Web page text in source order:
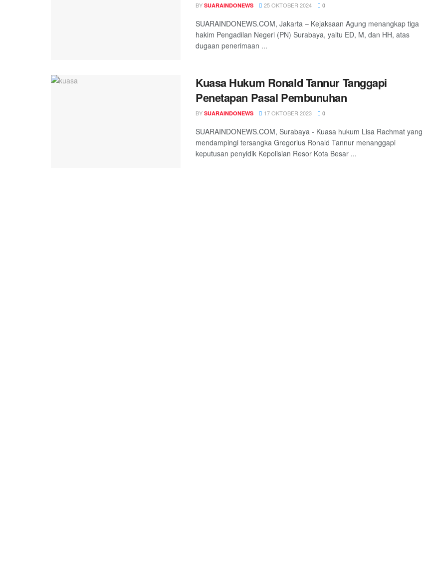
BY SUARAINDONEWS 25 OKTOBER 2024 0
SUARAINDONEWS.COM, Jakarta – Kejaksaan Agung menangkap tiga
hakim Pengadilan Negeri (PN) Surabaya, yaitu ED, M, dan HH, atas
dugaan penerimaan ...
Kuasa Hukum Ronald Tannur Tanggapi
Penetapan Pasal Pembunuhan
BY SUARAINDONEWS 17 OKTOBER 2023 0
SUARAINDONEWS.COM, Surabaya - Kuasa hukum Lisa Rachmat yang
mendampingi tersangka Gregorius Ronald Tannur menanggapi
keputusan penyidik Kepolisian Resor Kota Besar ...